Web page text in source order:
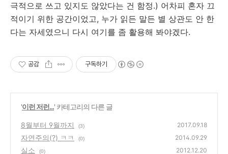
극적으로 쓰고 있지도 않았다는 건 함정.) 어차피 혼자 끄
적이기 위한 공간이었고, 누가 읽든 말든 별 상관도 안 한
다는 자세였으니 다시 여기를 좀 활용해 봐야겠다.
공감 구독하기
'이런 저런...' 카테고리의 다른 글
8월부터 9월까지 (3) 2017.09.18
자연주의(?) ㅋㅋ (0) 2014.09.29
실소 (0) 2012.12.20